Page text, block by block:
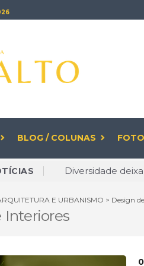
BLOG / COLUNAS
Diversidade
CNPJ com letras
Brasileiro cria
E URBANISMO > Design
Interiores